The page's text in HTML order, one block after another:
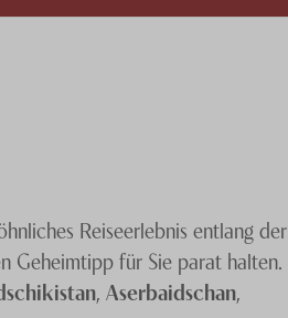
Reiseerlebnis entlang der
Geheimtipp für Sie parat halten.
, Aserbaidschan,